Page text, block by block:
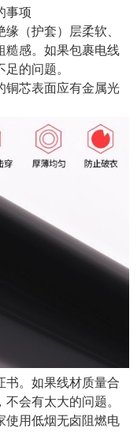
事项
（护套）层柔软、
糙感。如果包裹电线
的问题。
铜芯表面应有金属光
书。如果线材质量合
会有太大的问题。
使用低烟无卤阻燃电